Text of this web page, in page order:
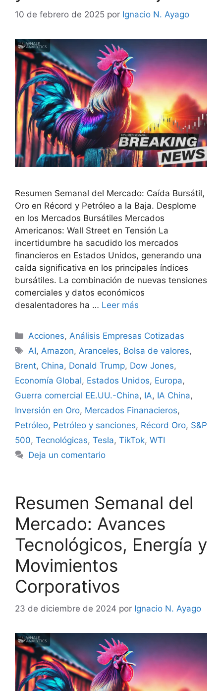
10 de febrero de 2025 por Ignacio N. Ayago
Resumen Semanal del Mercado: Caída Bursátil,
Oro en Récord y Petróleo a la Baja. Desplome
en los Mercados Bursátiles Mercados
Americanos: Wall Street en Tensión La
incertidumbre ha sacudido los mercados
financieros en Estados Unidos, generando una
caída significativa en los principales índices
bursátiles. La combinación de nuevas tensiones
comerciales y datos económicos
desalentadores ha … Leer más
Categorías
Acciones,Análisis Empresas Cotizadas
Etiquetas
AI,Amazon,Aranceles, Bolsa de valores,
Brent, China, Donald Trump, Dow Jones,
Economía Global, Estados Unidos, Europa,
Guerra comercial EE.UU.-China, IA, IA China,
Inversión en Oro, Mercados Finanacieros,
Petróleo, Petróleo y sanciones, Récord Oro, S&P
500, Tecnológicas, Tesla, TikTok, WTI
Deja un comentario
Resumen Semanal del
Mercado: Avances
Tecnológicos, Energía y
Movimientos
Corporativos
23 de diciembre de 2024 por Ignacio N. Ayago